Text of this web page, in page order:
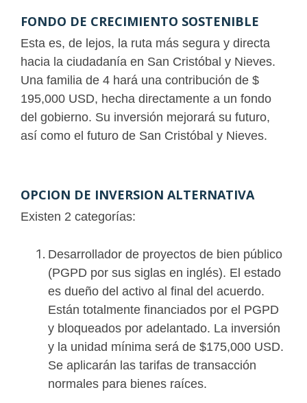
FONDO DE CRECIMIENTO SOSTENIBLE
Esta es, de lejos, la ruta más segura y directa
hacia la ciudadanía en San Cristóbal y Nieves.
Una familia de 4 hará una contribución de $
195,000 USD, hecha directamente a un fondo
del gobierno. Su inversión mejorará su futuro,
así como el futuro de San Cristóbal y Nieves.
OPCION DE INVERSION ALTERNATIVA
Existen 2 categorías:
Desarrollador de proyectos de bien público
(PGPD por sus siglas en inglés). El estado
es dueño del activo al final del acuerdo.
Están totalmente financiados por el PGPD
y bloqueados por adelantado. La inversión
y la unidad mínima será de $175,000 USD.
Se aplicarán las tarifas de transacción
normales para bienes raíces.